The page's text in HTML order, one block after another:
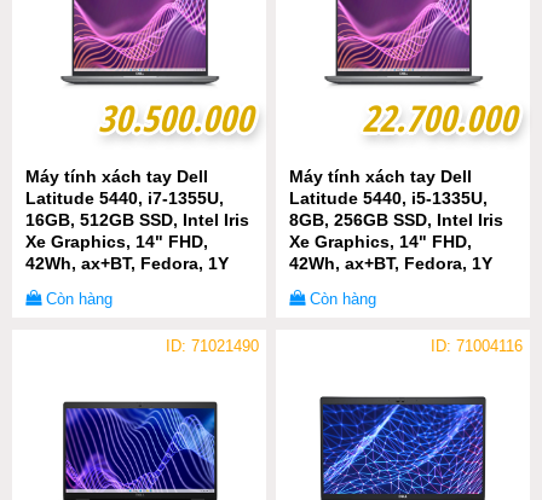
30.500.000
30.500.000
Máy tính xách tay Dell
Latitude 5440, i7-1355U,
16GB, 512GB SSD, Intel Iris
Xe Graphics, 14" FHD,
42Wh, ax+BT, Fedora, 1Y
Còn hàng
22.700.000
22.700.000
Máy tính xách tay Dell
Latitude 5440, i5-1335U,
8GB, 256GB SSD, Intel Iris
Xe Graphics, 14" FHD,
42Wh, ax+BT, Fedora, 1Y
Còn hàng
ID: 71021490 ID: 71004116